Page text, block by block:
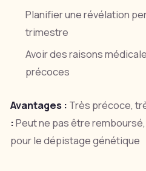
Planifier une révélation
trimestre
Avoir des raisons
précoces
Avantages : Très précoce,
:Peut ne pas être
pour le dépistage génétique